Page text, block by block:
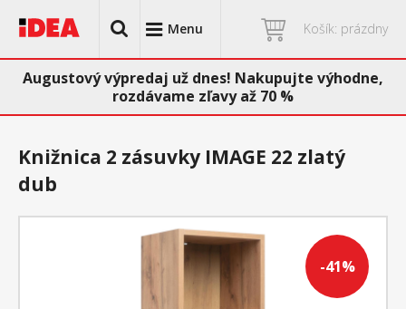
Menu Košík: prázdny
Augustový výpredaj už dnes! Nakupujte výhodne,
rozdávame zľavy až 70 %
-41%
Knižnica 2 zásuvky IMAGE 22 zlatý
dub